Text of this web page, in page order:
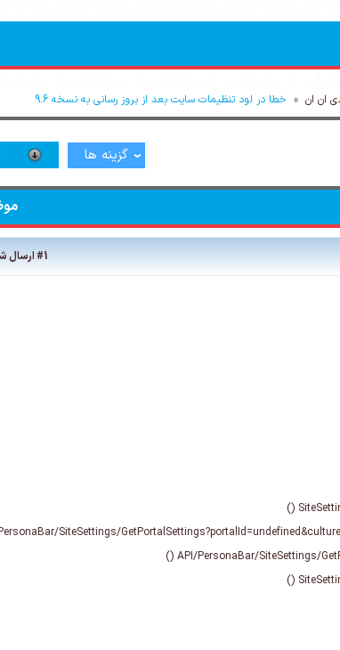
ان ان » خطا در لود تنظیمات سایت بعد از بروز رسانی به نسخه 9.6
گزینه ها
#1ارسال